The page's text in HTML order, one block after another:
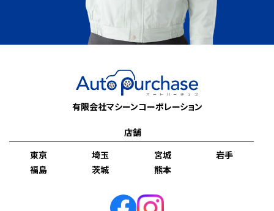
有限会社マシーンコーポレーション
店舗
東京
埼玉 宮城
岩手
福島
茨城 熊本